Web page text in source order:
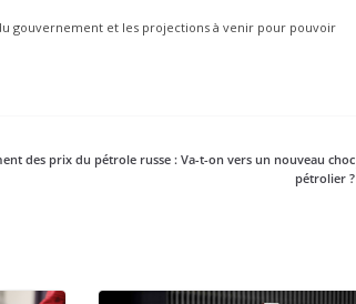
gouvernement et les projections à venir pour pouvoir
des prix du pétrole russe : Va-t-on vers un nouveau choc
pétrolier ?